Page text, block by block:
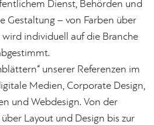
Dienst, Behörden und
Gestaltung – von Farben über
individuell auf die Branche
unserer Referenzen im
Medien, Corporate Design,
und Webdesign. Von der
Layout und Design bis zur